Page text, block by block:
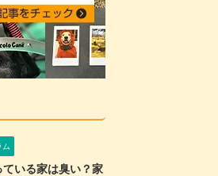
ム
ている家は臭い？家